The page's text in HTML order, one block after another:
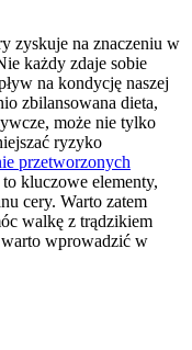
zyskuje na znaczeniu w
każdy zdaje sobie
na kondycję naszej
zbilansowana dieta,
może nie tylko
ryzyko
przetworzonych
kluczowe elementy,
cery. Warto zatem
walkę z trądzikiem
wprowadzić w